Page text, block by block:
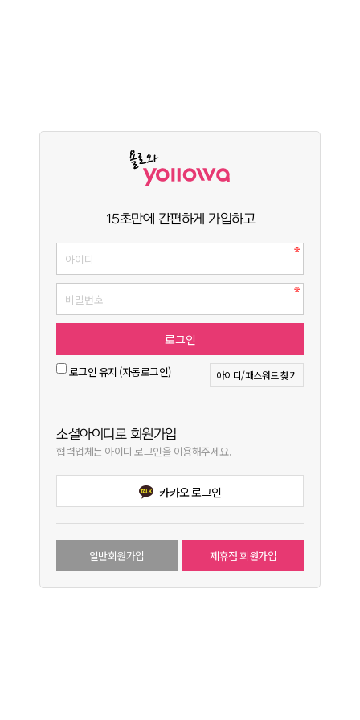
15초만에 간편하게 가입하고
로그인 유지 (자동로그인) 아이디/패스워드 찾기
소셜아이디로 회원가입
협력업체는 아이디 로그인을 이용해주세요.
카카오 로그인
일반회원가입 제휴점 회원가입